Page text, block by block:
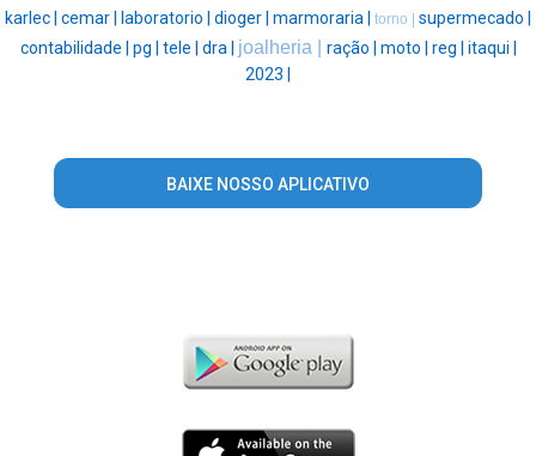
karlec | cemar | laboratorio | dioger | marmoraria | torno | supermecado |
contabilidade | pg | tele | dra | joalheria | ração | moto | reg | itaqui |
2023 |
BAIXE NOSSO APLICATIVO